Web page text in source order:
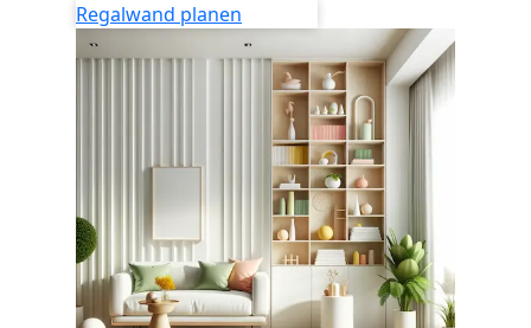
Regalwand planen